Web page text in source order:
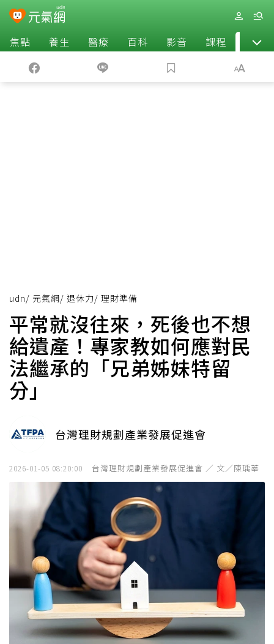
焦點 養生 醫療 百科 影音 課程 退休
udn/ 元氣網/ 退休力/ 理財準備
平常就沒往來，死後也不想
給遺產！專家教如何應對民
法繼承的「兄弟姊妹特留
分」
台灣理財規劃產業發展促進會
2026-01-05 08:20:00 台灣理財規劃產業發展促進會 ／ 文／陳瑀莘